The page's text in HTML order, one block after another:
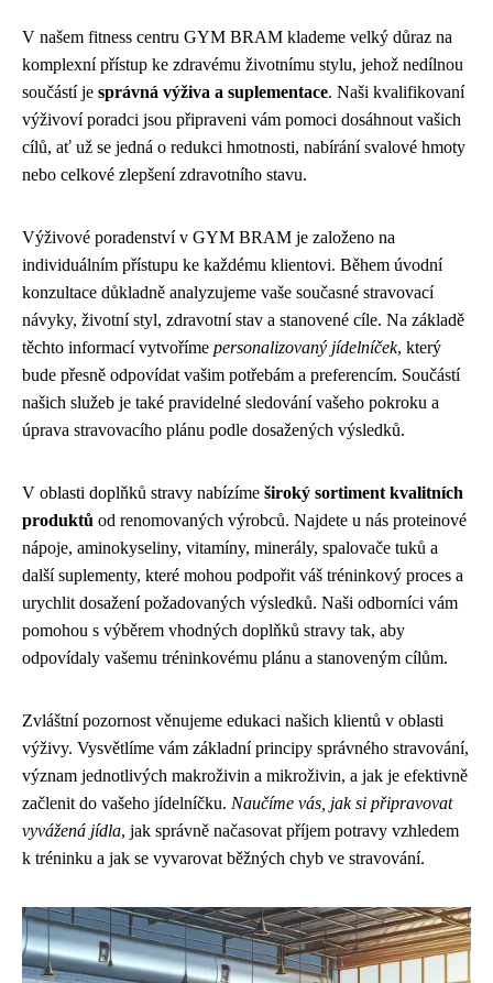
V našem fitness centru GYM BRAM klademe velký důraz na
komplexní přístup ke zdravému životnímu stylu, jehož nedílnou
součástí je správná výživa a suplementace. Naši kvalifikovaní
výživoví poradci jsou připraveni vám pomoci dosáhnout vašich
cílů, ať už se jedná o redukci hmotnosti, nabírání svalové hmoty
nebo celkové zlepšení zdravotního stavu.
Výživové poradenství v GYM BRAM je založeno na
individuálním přístupu ke každému klientovi. Během úvodní
konzultace důkladně analyzujeme vaše současné stravovací
návyky, životní styl, zdravotní stav a stanovené cíle. Na základě
těchto informací vytvoříme personalizovaný jídelníček, který
bude přesně odpovídat vašim potřebám a preferencím. Součástí
našich služeb je také pravidelné sledování vašeho pokroku a
úprava stravovacího plánu podle dosažených výsledků.
V oblasti doplňků stravy nabízíme široký sortiment kvalitních
produktů od renomovaných výrobců. Najdete u nás proteinové
nápoje, aminokyseliny, vitamíny, minerály, spalovače tuků a
další suplementy, které mohou podpořit váš tréninkový proces a
urychlit dosažení požadovaných výsledků. Naši odborníci vám
pomohou s výběrem vhodných doplňků stravy tak, aby
odpovídaly vašemu tréninkovému plánu a stanoveným cílům.
Zvláštní pozornost věnujeme edukaci našich klientů v oblasti
výživy. Vysvětlíme vám základní principy správného stravování,
význam jednotlivých makroživin a mikroživin, a jak je efektivně
začlenit do vašeho jídelníčku. Naučíme vás, jak si připravovat
vyvážená jídla, jak správně načasovat příjem potravy vzhledem
k tréninku a jak se vyvarovat běžných chyb ve stravování.